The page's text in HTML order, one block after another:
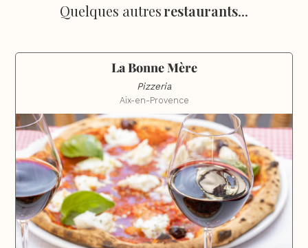
Quelques autresrestaurants...
La Bonne Mère
Pizzeria
Aix-en-Provence